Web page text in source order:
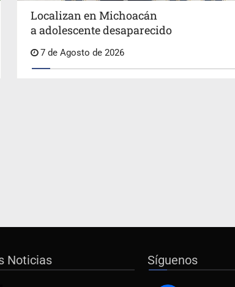
Localizan en Michoacán
a adolescente desaparecido
7 de Agosto de 2026
Noticias Síguenos